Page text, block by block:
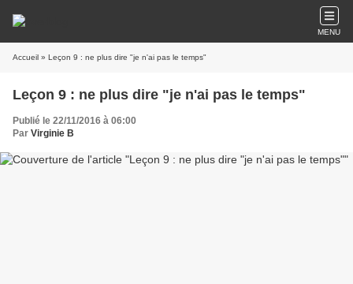
MENU
Accueil » Leçon 9 : ne plus dire "je n'ai pas le temps"
Leçon 9 : ne plus dire "je n'ai pas le temps"
Publié le 22/11/2016 à 06:00
Par Virginie B